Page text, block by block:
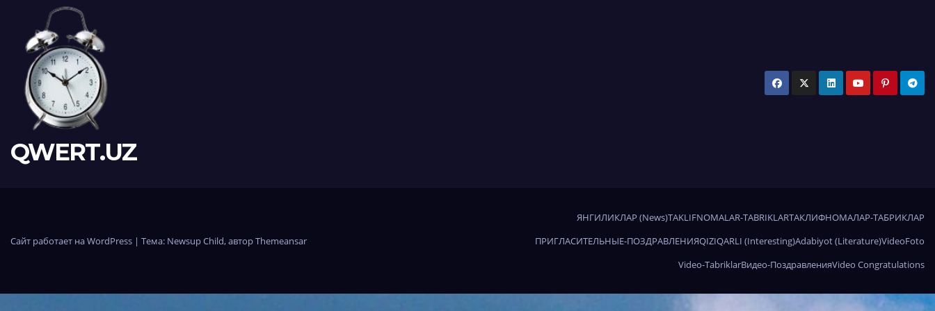
QWERT.UZ
Сайт работает на WordPress | Тема: Newsup Child, авторThemeansar
ЯНГИЛИКЛАР (News)TAKLIFNOMALAR-TABRIKLARТАКЛИФНОМАЛАР-ТАБРИКЛАР
ПРИГЛАСИТЕЛЬНЫЕ-ПОЗДРАВЛЕНИЯQIZIQARLI (Interesting)Adabiyot (Literature)VideoFoto
Video-TabriklarВидео-ПоздравленияVideo Congratulations